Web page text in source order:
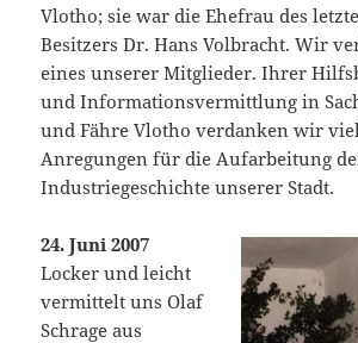
Vlotho; sie war die Ehefrau des
Besitzers Dr. Hans Volbracht. Wir
eines unserer Mitglieder. Ihrer
und Informationsvermittlung in
und Fähre Vlotho verdanken wir
Anregungen für die Aufarbeitung
Industriegeschichte unserer Stadt.
24. Juni 2007
Locker und leicht
vermittelt uns Olaf
Schrage aus